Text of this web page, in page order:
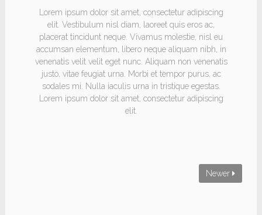
Lorem ipsum dolor sit amet, consectetur adipiscing
elit. Vestibulum nisl diam, laoreet quis eros ac,
placerat tincidunt neque. Vivamus molestie, nisl eu
accumsan elementum, libero neque aliquam nibh, in
venenatis velit velit eget nunc. Aliquam non venenatis
justo, vitae feugiat urna. Morbi et tempor purus, ac
sodales mi. Nulla iaculis urna in tristique egestas.
Lorem ipsum dolor sit amet, consectetur adipiscing
elit.
Newer